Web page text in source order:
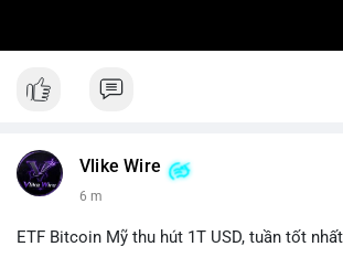
Vlike Wire
6 m
ETF Bitcoin Mỹ thu hút 1T USD, tuần tốt